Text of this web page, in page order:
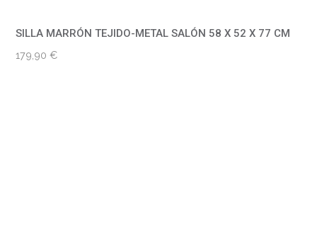
SILLA MARRÓN TEJIDO-METAL SALÓN 58 X 52 X 77 CM
179,90€